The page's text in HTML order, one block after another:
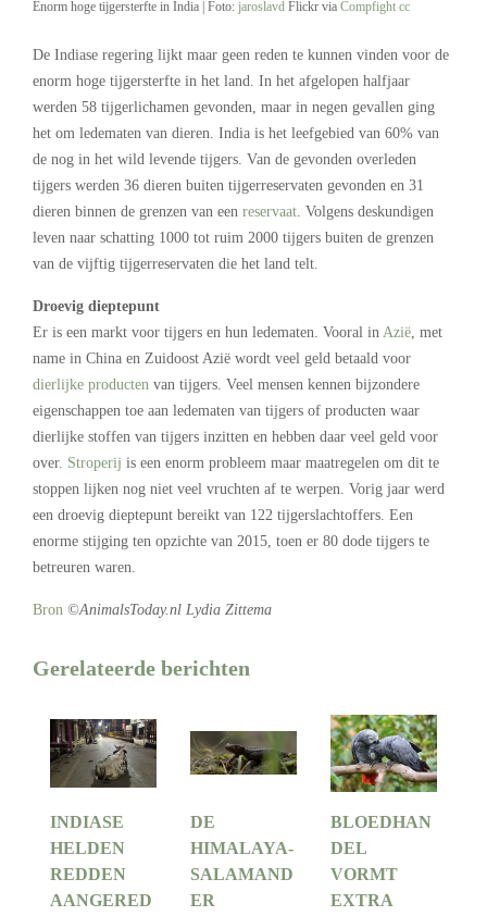
Enorm hoge tijgersterfte in India | Foto: jaroslavd Flickr via Compfight cc
De Indiase regering lijkt maar geen reden te kunnen vinden voor de
enorm hoge tijgersterfte in het land. In het afgelopen halfjaar
werden 58 tijgerlichamen gevonden, maar in negen gevallen ging
het om ledematen van dieren. India is het leefgebied van 60% van
de nog in het wild levende tijgers. Van de gevonden overleden
tijgers werden 36 dieren buiten tijgerreservaten gevonden en 31
dieren binnen de grenzen van een reservaat . Volgens deskundigen
leven naar schatting 1000 tot ruim 2000 tijgers buiten de grenzen
van de vijftig tijgerreservaten die het land telt.
Droevig dieptepunt
Er is een markt voor tijgers en hun ledematen. Vooral in Azië , met
name in China en Zuidoost Azië wordt veel geld betaald voor
dierlijke producten van tijgers. Veel mensen kennen bijzondere
eigenschappen toe aan ledematen van tijgers of producten waar
dierlijke stoffen van tijgers inzitten en hebben daar veel geld voor
over. Stroperij is een enorm probleem maar maatregelen om dit te
stoppen lijken nog niet veel vruchten af te werpen. Vorig jaar werd
een droevig dieptepunt bereikt van 122 tijgerslachtoffers. Een
enorme stijging ten opzichte van 2015, toen er 80 dode tijgers te
betreuren waren.
Bron ©AnimalsToday.nl Lydia Zittema
Gerelateerde berichten
INDIASE
HELDEN
REDDEN
AANGERED
DE
HIMALAYA-
SALAMAND
ER
BLOEDHAN
DEL
VORMT
EXTRA